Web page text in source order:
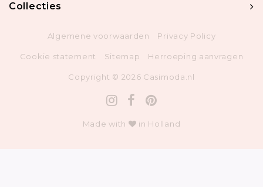
Collecties
Algemene voorwaarden Privacy Policy
Cookie statement Sitemap Herroeping aanvragen
Copyright © 2026 Casimoda.nl
Made with in Holland